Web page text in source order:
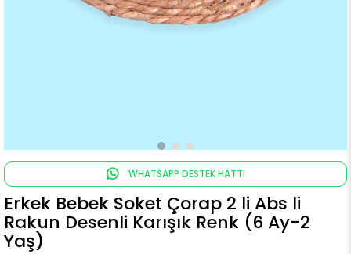
WHATSAPP DESTEK HATTI
Erkek Bebek Soket Çorap 2 li Abs li
Rakun Desenli Karışık Renk (6 Ay-2
Yaş)